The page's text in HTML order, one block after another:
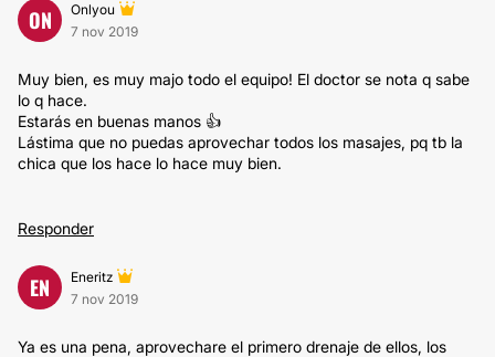
ON
Onlyou
7 nov 2019
Muy bien, es muy majo todo el equipo! El doctor se nota q sabe
lo q hace.
Estarás en buenas manos 👍
Lástima que no puedas aprovechar todos los masajes, pq tb la
chica que los hace lo hace muy bien.
Responder
EN
Eneritz
7 nov 2019
Ya es una pena, aprovechare el primero drenaje de ellos, los